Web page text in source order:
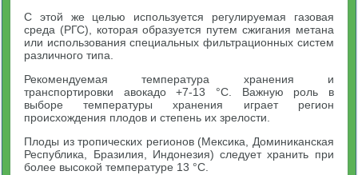
С этой же целью используется регулируемая газовая
среда (РГС), которая образуется путем сжигания метана
или использования специальных фильтрационных систем
различного типа.
Рекомендуемая температура хранения и
транспортировки авокадо +7-13 °С. Важную роль в
выборе температуры хранения играет регион
происхождения плодов и степень их зрелости.
Плоды из тропических регионов (Мексика, Доминиканская
Республика, Бразилия, Индонезия) следует хранить при
более высокой температуре 13 °С.